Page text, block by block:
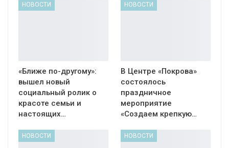
НОВОСТИ
«Ближе по-другому»:
вышел новый
социальный ролик о
красоте семьи и
настоящих…
НОВОСТИ
В Центре «Покрова»
состоялось
праздничное
мероприятие
«Создаем крепкую…
НОВОСТИ НОВОСТИ